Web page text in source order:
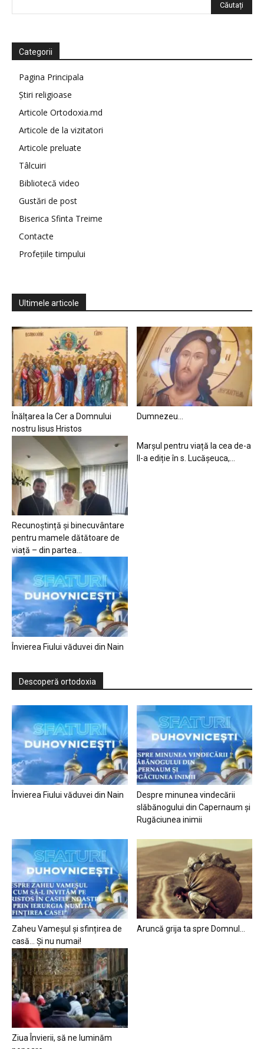
Categorii
Pagina Principala
Știri religioase
Articole Ortodoxia.md
Articole de la vizitatori
Articole preluate
Tâlcuiri
Bibliotecă video
Gustări de post
Biserica Sfinta Treime
Contacte
Profețiile timpului
Ultimele articole
Înălțarea la Cer a Domnului
nostru Iisus Hristos
Dumnezeu…
Recunoștință și binecuvântare
pentru mamele dătătoare de
viață – din partea...
Marșul pentru viață la cea de-a
II-a ediție în s. Lucășeuca,...
Învierea Fiului văduvei din Nain
Descoperă ortodoxia
Învierea Fiului văduvei din Nain
Despre minunea vindecării
slăbănogului din Capernaum și
Rugăciunea inimii
Zaheu Vameșul și sfințirea de
casă… Și nu numai!
Aruncă grija ta spre Domnul…
Ziua Învierii, să ne luminăm